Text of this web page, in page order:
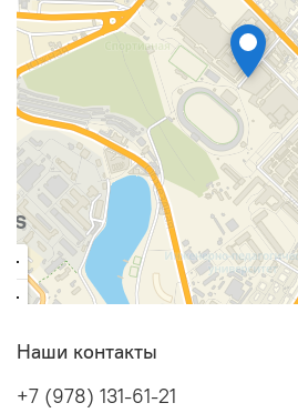
Наши контакты
+7 (978) 131-61-21